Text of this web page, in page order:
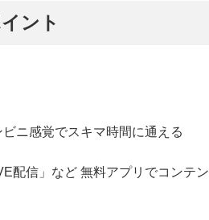
ント
ニ感覚でスキマ時間に通える
配信」など 無料アプリでコンテン